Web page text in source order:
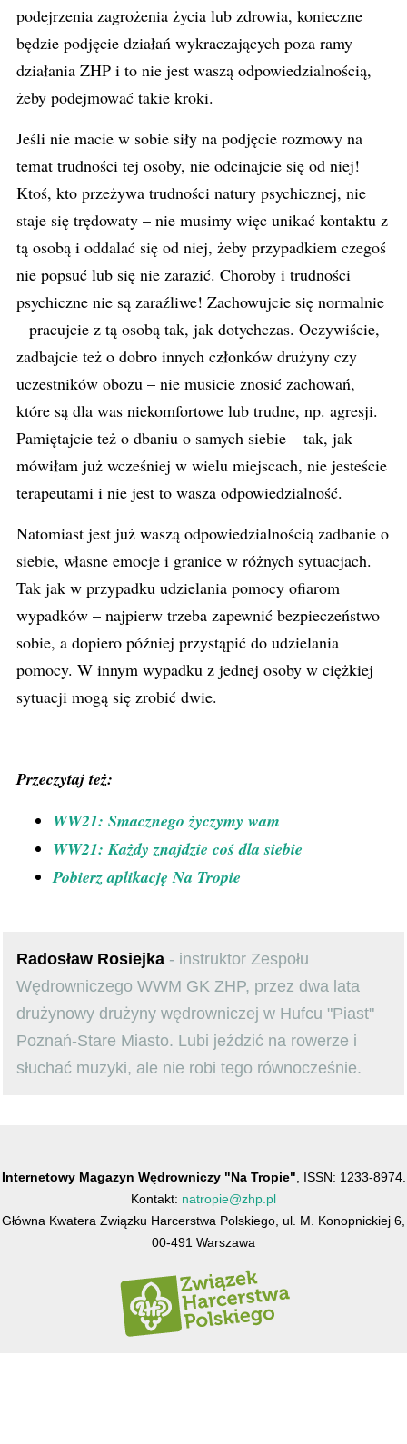
podejrzenia zagrożenia życia lub zdrowia, konieczne
będzie podjęcie działań wykraczających poza ramy
działania ZHP i to nie jest waszą odpowiedzialnością,
żeby podejmować takie kroki.
Jeśli nie macie w sobie siły na podjęcie rozmowy na
temat trudności tej osoby, nie odcinajcie się od niej!
Ktoś, kto przeżywa trudności natury psychicznej, nie
staje się trędowaty – nie musimy więc unikać kontaktu z
tą osobą i oddalać się od niej, żeby przypadkiem czegoś
nie popsuć lub się nie zarazić. Choroby i trudności
psychiczne nie są zaraźliwe! Zachowujcie się normalnie
– pracujcie z tą osobą tak, jak dotychczas. Oczywiście,
zadbajcie też o dobro innych członków drużyny czy
uczestników obozu – nie musicie znosić zachowań,
które są dla was niekomfortowe lub trudne, np. agresji.
Pamiętajcie też o dbaniu o samych siebie – tak, jak
mówiłam już wcześniej w wielu miejscach, nie jesteście
terapeutami i nie jest to wasza odpowiedzialność.
Natomiast jest już waszą odpowiedzialnością zadbanie o
siebie, własne emocje i granice w różnych sytuacjach.
Tak jak w przypadku udzielania pomocy ofiarom
wypadków – najpierw trzeba zapewnić bezpieczeństwo
sobie, a dopiero później przystąpić do udzielania
pomocy. W innym wypadku z jednej osoby w ciężkiej
sytuacji mogą się zrobić dwie.
Przeczytaj też:
WW21: Smacznego życzymy wam
WW21: Każdy znajdzie coś dla siebie
Pobierz aplikację Na Tropie
Radosław Rosiejka - instruktor Zespołu
Wędrowniczego WWM GK ZHP, przez dwa lata
drużynowy drużyny wędrowniczej w Hufcu "Piast"
Poznań-Stare Miasto. Lubi jeździć na rowerze i
słuchać muzyki, ale nie robi tego równocześnie.
Internetowy Magazyn Wędrowniczy "Na Tropie" , ISSN: 1233-8974.
Kontakt: natropie@zhp.pl
Główna Kwatera Związku Harcerstwa Polskiego, ul. M. Konopnickiej 6,
00-491 Warszawa